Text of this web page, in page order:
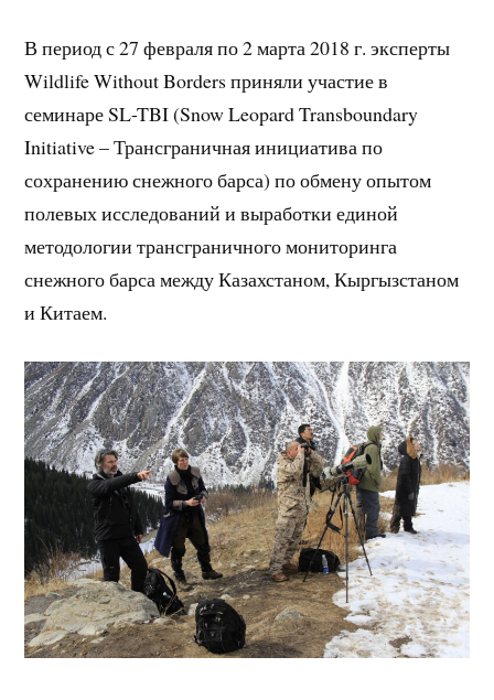
В период с 27 февраля по 2 марта 2018 г. эксперты
Wildlife Without Borders приняли участие в
семинаре SL-TBI (Snow Leopard Transboundary
Initiative – Трансграничная инициатива по
сохранению снежного барса) по обмену опытом
полевых исследований и выработки единой
методологии трансграничного мониторинга
снежного барса между Казахстаном, Кыргызстаном
и Китаем.